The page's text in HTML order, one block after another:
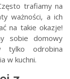
trafiamy na
ważności, a ich
na takie okazje!
sobie domowy
tylko odrobina
w kuchni.